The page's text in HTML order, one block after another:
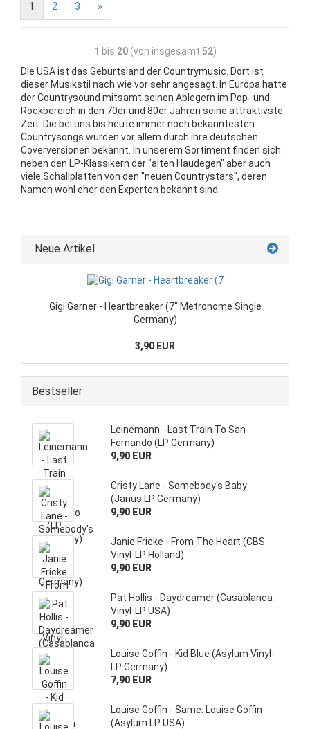
1 2 3 »
1 bis 20(von insgesamt 52)
Die USA ist das Geburtsland der Countrymusic. Dort ist
dieser Musikstil nach wie vor sehr angesagt. In Europa hatte
der Countrysound mitsamt seinen Ablegern im Pop- und
Rockbereich in den 70er und 80er Jahren seine attraktivste
Zeit. Die bei uns bis heute immer noch bekanntesten
Countrysongs wurden vor allem durch ihre deutschen
Coverversionen bekannt. In unserem Sortiment finden sich
neben den LP-Klassikern der "alten Haudegen" aber auch
viele Schallplatten von den "neuen Countrystars", deren
Namen wohl eher den Experten bekannt sind.
Neue Artikel
Gigi Garner - Heartbreaker (7" Metronome Single
Germany)
3,90 EUR
Bestseller
Leinemann - Last Train To San
Fernando (LP Germany)
9,90 EUR
Cristy Lane - Somebody's Baby
(Janus LP Germany)
9,90 EUR
Janie Fricke - From The Heart (CBS
Vinyl-LP Holland)
9,90 EUR
Pat Hollis - Daydreamer (Casablanca
Vinyl-LP USA)
9,90 EUR
Louise Goffin - Kid Blue (Asylum Vinyl-
LP Germany)
7,90 EUR
Louise Goffin - Same: Louise Goffin
(Asylum LP USA)